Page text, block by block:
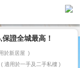
證全城最高！
於新居屋
適用於一手及二手私樓